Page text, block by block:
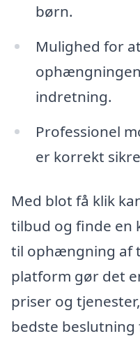
børn.
Mulighed for
indretning.
Professionel
er korrekt
Med blot få klik
tilbud og finde en
til ophængning af
platform gør det
priser og
bedste beslutning